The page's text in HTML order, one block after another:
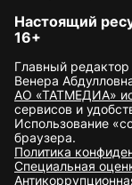
Настоящий
16+
Главный
Венера
АО «ТАТМЕДИА»
сервисов и
Использование
браузера.
Политика
Специальная